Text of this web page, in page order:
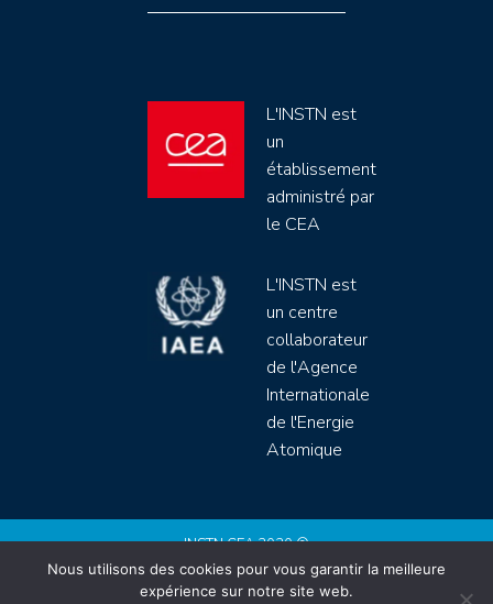
L'INSTN est
un
établissement
administré par
le CEA
L'INSTN est
un centre
collaborateur
de l'Agence
Internationale
de l'Energie
Atomique
INSTN CEA 2020 ©
Politique de protection de données (rgpd)
Nous utilisons des cookies pour vous garantir la meilleure
expérience sur notre site web.